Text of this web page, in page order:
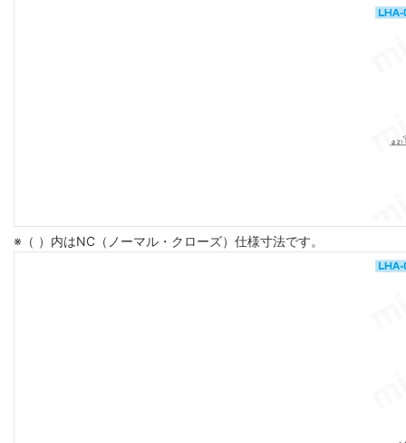
※（ ）内はNC（ノーマル・クローズ）仕様寸法です。